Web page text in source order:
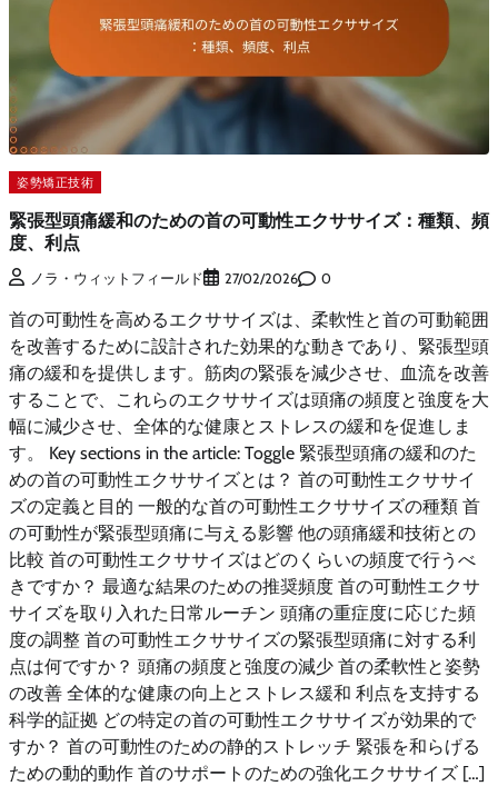
姿勢矯正技術
緊張型頭痛緩和のための首の可動性エクササイズ：種類、頻
度、利点
ノラ・ウィットフィールド 27/02/2026 0
首の可動性を高めるエクササイズは、柔軟性と首の可動範囲
を改善するために設計された効果的な動きであり、緊張型頭
痛の緩和を提供します。筋肉の緊張を減少させ、血流を改善
することで、これらのエクササイズは頭痛の頻度と強度を大
幅に減少させ、全体的な健康とストレスの緩和を促進しま
す。 Key sections in the article: Toggle 緊張型頭痛の緩和のた
めの首の可動性エクササイズとは？ 首の可動性エクササイ
ズの定義と目的 一般的な首の可動性エクササイズの種類 首
の可動性が緊張型頭痛に与える影響 他の頭痛緩和技術との
比較 首の可動性エクササイズはどのくらいの頻度で行うべ
きですか？ 最適な結果のための推奨頻度 首の可動性エクサ
サイズを取り入れた日常ルーチン 頭痛の重症度に応じた頻
度の調整 首の可動性エクササイズの緊張型頭痛に対する利
点は何ですか？ 頭痛の頻度と強度の減少 首の柔軟性と姿勢
の改善 全体的な健康の向上とストレス緩和 利点を支持する
科学的証拠 どの特定の首の可動性エクササイズが効果的で
すか？ 首の可動性のための静的ストレッチ 緊張を和らげる
ための動的動作 首のサポートのための強化エクササイズ […]